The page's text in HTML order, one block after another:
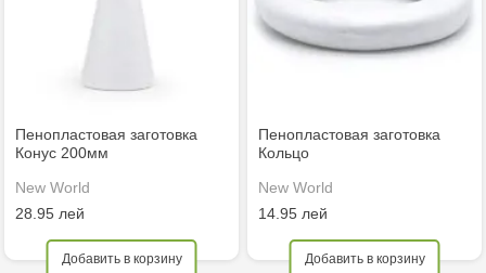
Пенопластовая заготовка
Конус 200мм
New World
28.95 лей
Добавить в корзину
Пенопластовая заготовка
Кольцо
New World
14.95 лей
Добавить в корзину